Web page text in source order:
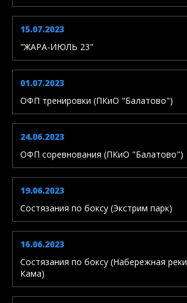
15.07.2023
"ЖАРА-ИЮЛЬ 23"
01.07.2023
ОФП тренировки (ПКиО "Балатово")
24.06.2023
ОФП соревнования (ПКиО "Балатово")
19.06.2023
Состязания по боксу (Экстрим парк)
16.06.2023
Состязания по боксу (Набережная реки
Кама)